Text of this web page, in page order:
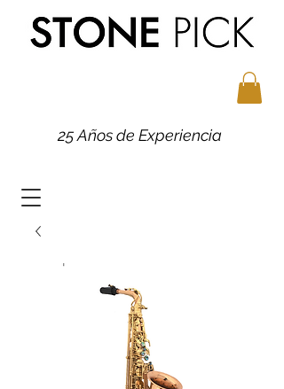
25 Años de Experiencia